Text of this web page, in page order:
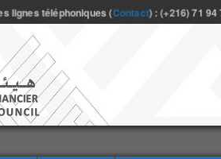
lignes téléphoniques (Contact) : (+216) 71